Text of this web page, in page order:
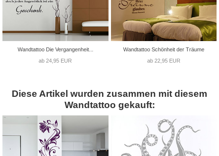
Wandtattoo Die Vergangenheit...
ab 24,95 EUR
Wandtattoo Schönheit der Träume
ab 22,95 EUR
Diese Artikel wurden zusammen mit diesem
Wandtattoo gekauft: